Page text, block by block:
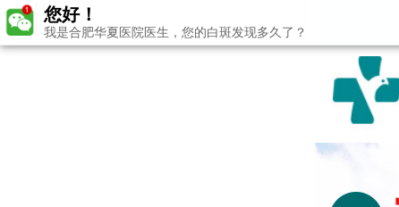
您好！
我是合肥华夏医院医生，您的白斑发现多久了？